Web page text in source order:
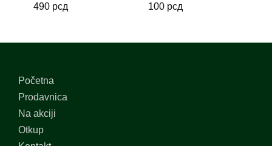
490 рсд
100 рсд
Početna
Prodavnica
Na akciji
Otkup